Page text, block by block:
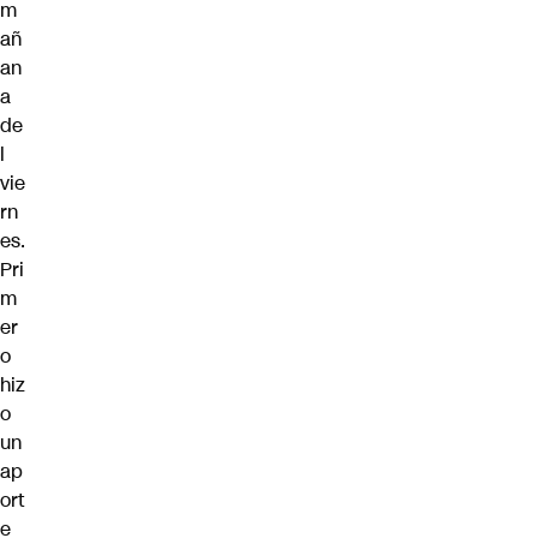
m
añ
an
a
de
l
vie
rn
es.
Pri
m
er
o
hiz
o
un
ap
ort
e